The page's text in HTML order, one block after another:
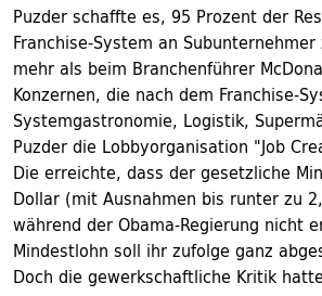
Puzder schaffte es, 95 Prozent der
Franchise-System an
mehr als beim Branchenführer
Konzernen, die nach dem Franchise-
Systemgastronomie, Logistik,
Puzder die Lobbyorganisation "Job
Die erreichte, dass der gesetzliche
Dollar (mit Ausnahmen bis runter zu
während der Obama-Regierung nicht
Mindestlohn soll ihr zufolge ganz
Doch die gewerkschaftliche Kritik